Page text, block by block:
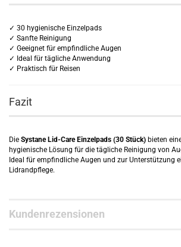
✓ 30 hygienische Einzelpads
✓ Sanfte Reinigung
✓ Geeignet für empfindliche Augen
✓ Ideal für tägliche Anwendung
✓ Praktisch für Reisen
Fazit
Die Systane Lid-Care Einzelpads (30 Stück) bieten
hygienische Lösung für die tägliche Reinigung von
Ideal für empfindliche Augen und zur Unterstützung
Lidrandpflege.
Kundenrezensionen